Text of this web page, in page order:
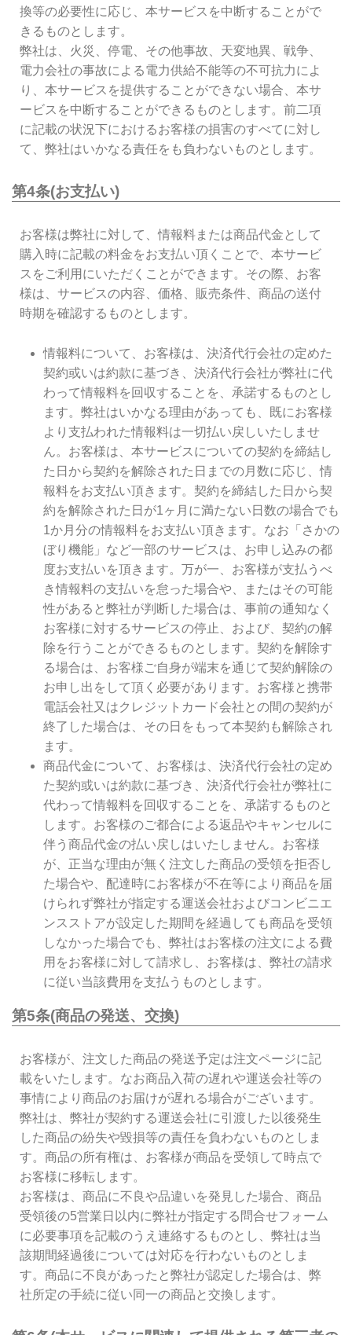
換等の必要性に応じ、本サービスを中断することがで
きるものとします。
弊社は、火災、停電、その他事故、天変地異、戦争、
電力会社の事故による電力供給不能等の不可抗力によ
り、本サービスを提供することができない場合、本サ
ービスを中断することができるものとします。前二項
に記載の状況下におけるお客様の損害のすべてに対し
て、弊社はいかなる責任をも負わないものとします。
第4条(お支払い)
お客様は弊社に対して、情報料または商品代金として
購入時に記載の料金をお支払い頂くことで、本サービ
スをご利用にいただくことができます。その際、お客
様は、サービスの内容、価格、販売条件、商品の送付
時期を確認するものとします。
情報料について、お客様は、決済代行会社の定めた
契約或いは約款に基づき、決済代行会社が弊社に代
わって情報料を回収することを、承諾するものとし
ます。弊社はいかなる理由があっても、既にお客様
より支払われた情報料は一切払い戻しいたしませ
ん。お客様は、本サービスについての契約を締結し
た日から契約を解除された日までの月数に応じ、情
報料をお支払い頂きます。契約を締結した日から契
約を解除された日が1ヶ月に満たない日数の場合でも
1か月分の情報料をお支払い頂きます。なお「さかの
ぼり機能」など一部のサービスは、お申し込みの都
度お支払いを頂きます。万が一、お客様が支払うべ
き情報料の支払いを怠った場合や、またはその可能
性があると弊社が判断した場合は、事前の通知なく
お客様に対するサービスの停止、および、契約の解
除を行うことができるものとします。契約を解除す
る場合は、お客様ご自身が端末を通じて契約解除の
お申し出をして頂く必要があります。お客様と携帯
電話会社又はクレジットカード会社との間の契約が
終了した場合は、その日をもって本契約も解除され
ます。
商品代金について、お客様は、決済代行会社の定め
た契約或いは約款に基づき、決済代行会社が弊社に
代わって情報料を回収することを、承諾するものと
します。お客様のご都合による返品やキャンセルに
伴う商品代金の払い戻しはいたしません。お客様
が、正当な理由が無く注文した商品の受領を拒否し
た場合や、配達時にお客様が不在等により商品を届
けられず弊社が指定する運送会社およびコンビニエ
ンスストアが設定した期間を経過しても商品を受領
しなかった場合でも、弊社はお客様の注文による費
用をお客様に対して請求し、お客様は、弊社の請求
に従い当該費用を支払うものとします。
第5条(商品の発送、交換)
お客様が、注文した商品の発送予定は注文ページに記
載をいたします。なお商品入荷の遅れや運送会社等の
事情により商品のお届けが遅れる場合がございます。
弊社は、弊社が契約する運送会社に引渡した以後発生
した商品の紛失や毀損等の責任を負わないものとしま
す。商品の所有権は、お客様が商品を受領して時点で
お客様に移転します。
お客様は、商品に不良や品違いを発見した場合、商品
受領後の5営業日以内に弊社が指定する問合せフォーム
に必要事項を記載のうえ連絡するものとし、弊社は当
該期間経過後については対応を行わないものとしま
す。商品に不良があったと弊社が認定した場合は、弊
社所定の手続に従い同一の商品と交換します。